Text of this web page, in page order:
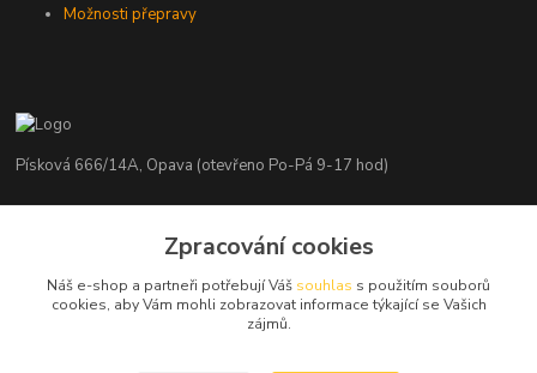
Možnosti přepravy
Písková 666/14A, Opava (otevřeno Po-Pá 9-17 hod)
+420 776 839 986
info@nosice.com
Zpracování cookies
Náš e-shop a partneři potřebují Váš souhlas s použitím souborů
cookies, aby Vám mohli zobrazovat informace týkající se Vašich
zájmů.